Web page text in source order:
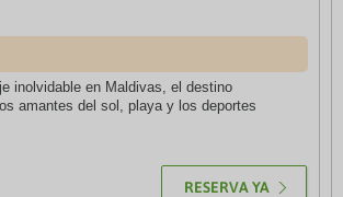
inolvidable en Maldivas, el destino
amantes del sol, playa y los deportes
RESERVA YA
visitas y hoteles
y lleno de contrastes, en el que podrás
más sorprendentes: Parques Nacionales, el